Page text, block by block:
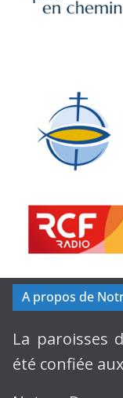
A propos de
La paroisses
été confiée